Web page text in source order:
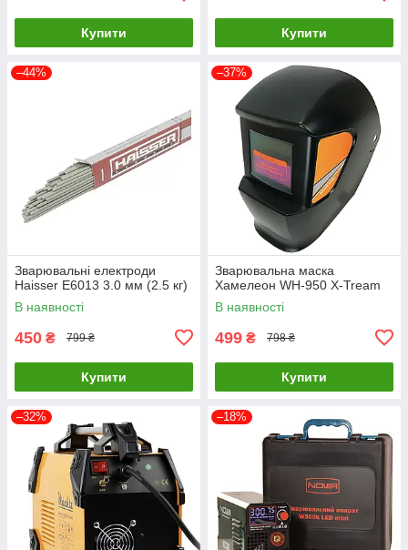
Купити Купити
–44%
Зварювальні електроди
Haisser E6013 3.0 мм (2.5 кг)
В наявності
450 ₴ 799 ₴
Купити
–37%
Зварювальна маска
Хамелеон WH-950 X-Tream
В наявності
499 ₴ 798 ₴
Купити
–32% –18%